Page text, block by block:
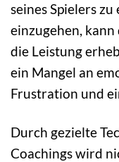
seines Spielers
einzugehen,
die Leistung
ein Mangel an
Frustration und
Durch gezielte
Coachings wird